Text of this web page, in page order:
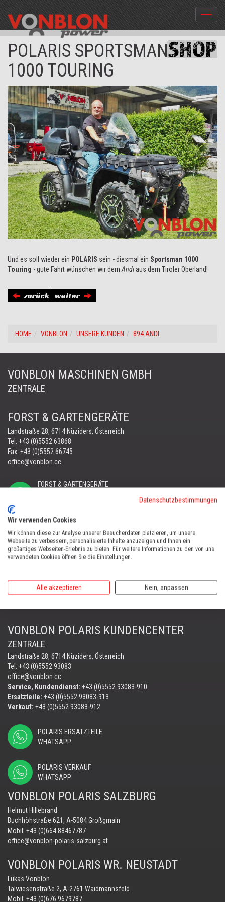
Menü
aus-
und
POLARIS SPORTSMAN XP
1000 TOURING
Und es soll wieder ein POLARIS sein - diesmal ein Sportsman 1000
Touring - gute Fahrt wünschen wir dem Andiaus dem Tiroler Oberland!
zurück weiter
HOME VONBLON UNSERE KUNDEN 894 ANDI
VONBLON MASCHINEN GMBH
ZENTRALE
FORST & GARTENGERÄTE
Landstraße 28, 6714 Nüziders, Österreich
Tel: +43 (0)5552 63868
Fax: +43 (0)5552 66745
office@vonblon.cc
FORST & GARTENGERÄTE
AUTOMOWER
Automower Kundendienst Nüziders
Tel:+43 (0)5552 31607
Maria-Theresien-Straße 77, 6890 Lustenau
Harry Zudrell
VONBLON POLARIS KUNDENCENTER
ZENTRALE
Landstraße 28, 6714 Nüziders, Österreich
Tel: +43 (0)5552 93083
office@vonblon.cc
Service, Kundendienst: +43 (0)5552 93083-910
Ersatzteile: +43 (0)5552 93083-913
Verkauf: +43 (0)5552 93083-912
POLARIS ERSATZTEILE
WHATSAPP
POLARIS VERKAUF
WHATSAPP
VONBLON POLARIS SALZBURG
Helmut Hillebrand
Buchhöhstraße 621, A-5084 Großgmain
Mobil: +43 (0)664 88467787
office@vonblon-polaris-salzburg.at
VONBLON POLARIS WR. NEUSTADT
Lukas Vonblon
Talwiesenstraße 2, A-2761 Waidmannsfeld
Mobil: +43 (0)676 9679787
Datenschutzbestimmungen
Wir verwenden Cookies
Wir können diese zur Analyse unserer Besucherdaten platzieren, um unsere
Webseite zu verbessern, personalisierte Inhalte anzuzeigen und Ihnen ein
großartiges Webseiten-Erlebnis zu bieten. Für weitere Informationen zu den von uns
verwendeten Cookies öffnen Sie die Einstellungen.
Alle akzeptieren Nein, anpassen